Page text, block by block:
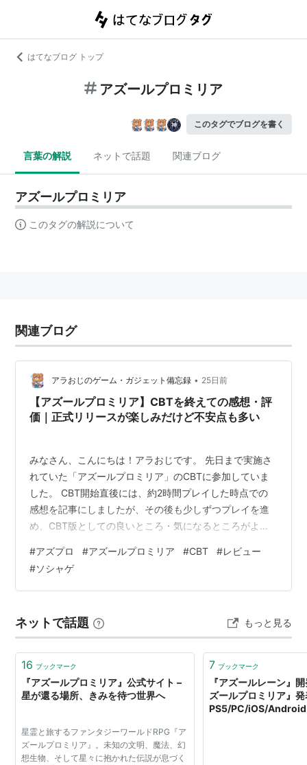
はてなブログ トップ
アズールプロミリア
このタグでブログを書く
言葉の解説 ネットで話題 関連ブログ
アズールプロミリア
このタグの解説について
関連ブログ
アラおじのゲーム・ガジェット備忘録 • 25日前
【アズールプロミリア】CBTを終えての感想・評
価｜正式リリースが楽しみだけど不安点も多い
みなさん、こんにちは！アラおじです。 先日まで実施さ
れていた「アズールプロミリア」のCBTに参加していま
した。 CBT開始直後には、約2時間プレイした時点での
感想を記事にしましたが、その後も少しずつプレイを進
め、CBT版としての良いところ・気になるところがより
CBTを終えて感じたことを、正式リリースへの期待も含
めてまとめていきます。 なお、CBT期間中はメインスト
ーリーやバトル、キボ収集、農園・クラフト要素を中心
いため、あくまでCBT版を実際に遊んだ範囲での感想に
なります。 操作性とか日課・週課…
#アズプロ #アズールプロミリア #CBT #レビュー
#ソシャゲ
ネットで話題 もっと見る
16 ブックマーク
『アズールプロミリア』公式サイト –
星が還る場所、きみを待つ世界へ
星霊と旅するファンタジーワールドRPG『ア
ズールプロミリア』。未知の文明、魔法、幻
想生物、そして星々に抱かれた伝説が息づく
7 ブックマーク
『アズールレーン』
ズールプロミリア』
PS5/PC/iOS/Android